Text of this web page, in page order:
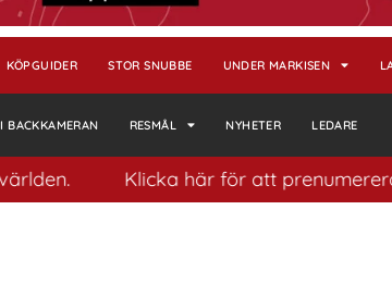
KÖPGUIDER STOR SNUBBE UNDER MARKISEN
I BACKKAMERAN RESMÅL NYHETER LEDARE
Klicka här för att prenumerera på